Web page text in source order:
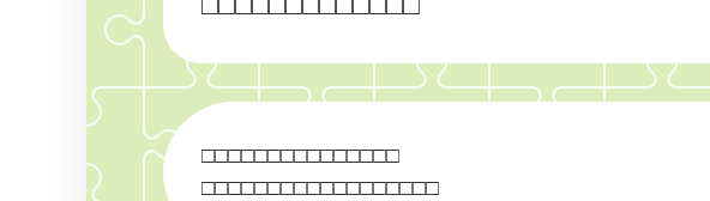
□□□□□□□□□□□□□□□
□□□□□□□□□□□□□□□□□□